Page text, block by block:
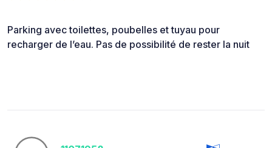
Parking avec toilettes, poubelles et tuyau pour
recharger de l’eau. Pas de possibilité de rester la nuit